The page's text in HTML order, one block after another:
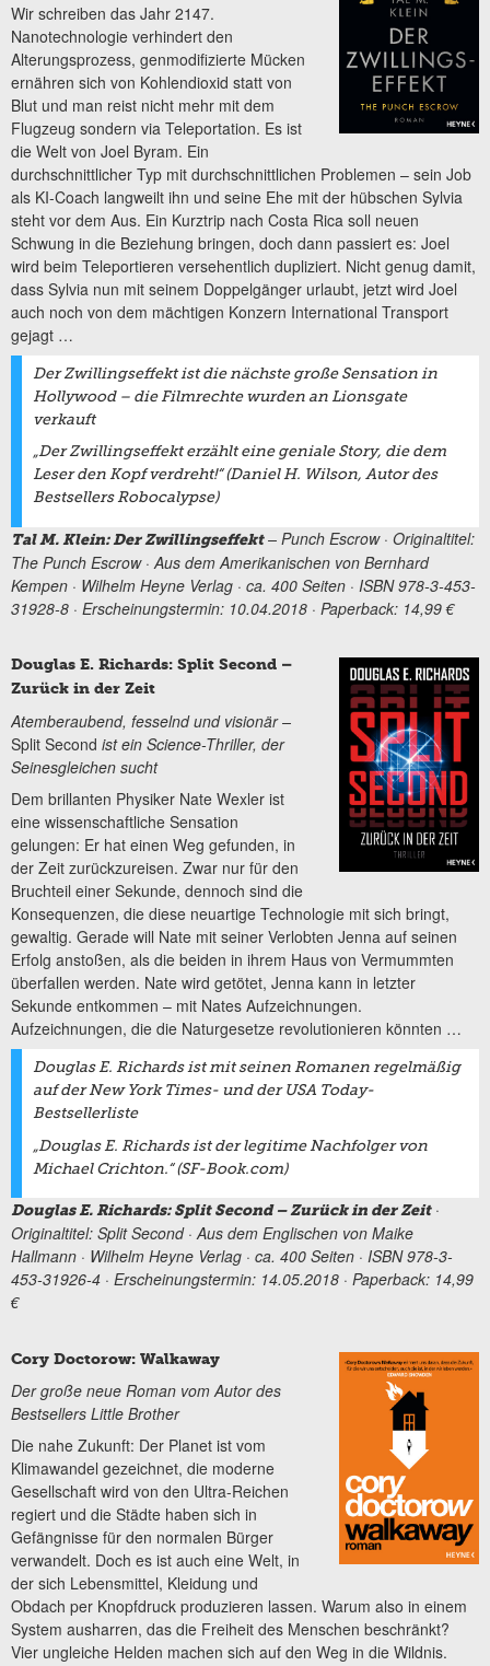
Wir schreiben das Jahr 2147.
Nanotechnologie verhindert den
Alterungsprozess, genmodifizierte Mücken
ernähren sich von Kohlendioxid statt von
Blut und man reist nicht mehr mit dem
Flugzeug sondern via Teleportation. Es ist
die Welt von Joel Byram. Ein
durchschnittlicher Typ mit durchschnittlichen Problemen – sein Job
als KI-Coach langweilt ihn und seine Ehe mit der hübschen Sylvia
steht vor dem Aus. Ein Kurztrip nach Costa Rica soll neuen
Schwung in die Beziehung bringen, doch dann passiert es: Joel
wird beim Teleportieren versehentlich dupliziert. Nicht genug damit,
dass Sylvia nun mit seinem Doppelgänger urlaubt, jetzt wird Joel
auch noch von dem mächtigen Konzern International Transport
gejagt …
Der Zwillingseffektist die nächste große Sensation in
Hollywood – die Filmrechte wurden an Lionsgate
verkauft
„Der Zwillingseffekterzählt eine geniale Story, die dem
Leser den Kopf verdreht!“ (Daniel H. Wilson, Autor des
Bestsellers Robocalypse)
Tal M. Klein: Der Zwillingseffekt– Punch Escrow · Originaltitel:
The Punch Escrow · Aus dem Amerikanischen von Bernhard
Kempen · Wilhelm Heyne Verlag · ca. 400 Seiten · ISBN 978-3-453-
31928-8 · Erscheinungstermin: 10.04.2018 · Paperback: 14,99 €
Douglas E. Richards: Split Second –
Zurück in der Zeit
Atemberaubend, fesselnd und visionär –
Split Second ist ein Science-Thriller, der
Seinesgleichen sucht
Dem brillanten Physiker Nate Wexler ist
eine wissenschaftliche Sensation
gelungen: Er hat einen Weg gefunden, in
der Zeit zurückzureisen. Zwar nur für den
Bruchteil einer Sekunde, dennoch sind die
Konsequenzen, die diese neuartige Technologie mit sich bringt,
gewaltig. Gerade will Nate mit seiner Verlobten Jenna auf seinen
Erfolg anstoßen, als die beiden in ihrem Haus von Vermummten
überfallen werden. Nate wird getötet, Jenna kann in letzter
Sekunde entkommen – mit Nates Aufzeichnungen.
Aufzeichnungen, die die Naturgesetze revolutionieren könnten …
Douglas E. Richards ist mit seinen Romanen regelmäßig
auf derNew York Times- und der USA Today-
Bestsellerliste
„Douglas E. Richards ist der legitime Nachfolger von
Michael Crichton.“ (SF-Book.com)
Douglas E. Richards: Split Second – Zurück in der Zeit·
Originaltitel: Split Second · Aus dem Englischen von Maike
Hallmann · Wilhelm Heyne Verlag · ca. 400 Seiten · ISBN 978-3-
453-31926-4 · Erscheinungstermin: 14.05.2018 · Paperback: 14,99
€
Cory Doctorow: Walkaway
Der große neue Roman vom Autor des
Bestsellers Little Brother
Die nahe Zukunft: Der Planet ist vom
Klimawandel gezeichnet, die moderne
Gesellschaft wird von den Ultra-Reichen
regiert und die Städte haben sich in
Gefängnisse für den normalen Bürger
verwandelt. Doch es ist auch eine Welt, in
der sich Lebensmittel, Kleidung und
Obdach per Knopfdruck produzieren lassen. Warum also in einem
System ausharren, das die Freiheit des Menschen beschränkt?
Vier ungleiche Helden machen sich auf den Weg in die Wildnis.